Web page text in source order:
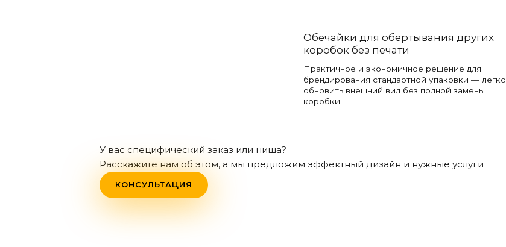
Обечайки для обертывания других
коробок без печати
Практичное и экономичное решение для
брендирования стандартной упаковки — легко
обновить внешний вид без полной замены
коробки.
У вас специфический заказ или ниша?
Расскажите нам об этом, а мы предложим эффектный дизайн и нужные услуги
КОНСУЛЬТАЦИЯ